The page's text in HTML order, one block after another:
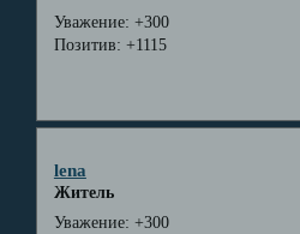
Уважение: +300
Позитив: +1115
lena
Житель
Уважение: +300